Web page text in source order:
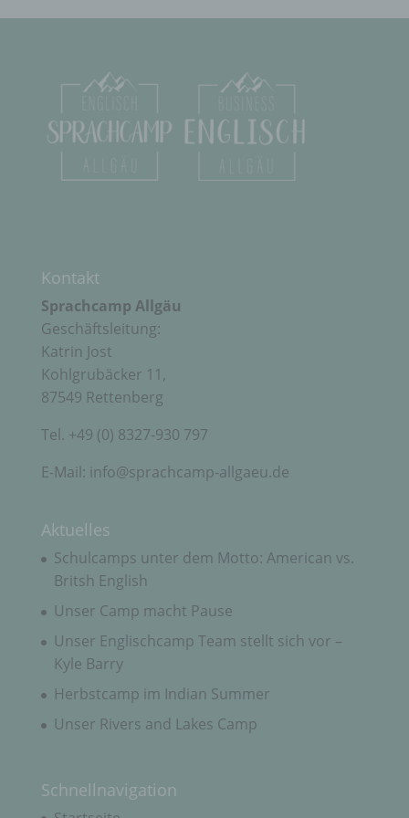
Kontakt
Sprachcamp Allgäu
Geschäftsleitung:
Katrin Jost
Kohlgrubäcker 11,
87549 Rettenberg
Tel. +49 (0) 8327-930 797
E-Mail: info@sprachcamp-allgaeu.de
Aktuelles
Schulcamps unter dem Motto: American vs.
Britsh English
Unser Camp macht Pause
Unser Englischcamp Team stellt sich vor –
Kyle Barry
Herbstcamp im Indian Summer
Unser Rivers and Lakes Camp
Schnellnavigation
Pseudonymisierung ist die Verarbeitung
welche die personenbezogenen Daten ohne
Hinzuziehung zusätzlicher Informationen nicht
mehr einer spezifischen betroffenen Person
zusätzlichen Informationen gesondert aufbewahrt
g) Verantwortlicher oder für die Verarbeitung
Verantwortlicher
Verantwortlicher oder für die Verarbeitung
Verantwortlicher ist die natürliche oder juristische
die allein oder gemeinsam mit anderen über die
personenbezogenen Daten entscheidet. Sind die
vorgegeben, so kann der Verantwortliche
beziehungsweise können die bestimmten Kriterien
seiner Benennung nach dem Unionsrecht oder
dem Recht der Mitgliedstaaten vorgesehen
werden.
h) Auftragsverarbeiter
Auftragsverarbeiter ist eine natürliche oder
andere Stelle, die personenbezogene Daten im
i) Empfänger